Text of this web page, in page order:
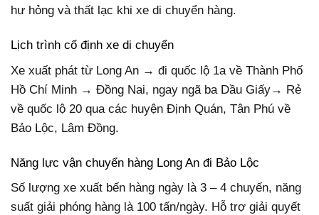
hư hỏng và thất lạc khi xe di chuyển hàng.
Lịch trình cố định xe di chuyển
Xe xuất phát từ Long An → đi quốc lộ 1a về Thành Phố
Hồ Chí Minh → Đồng Nai, ngay ngã ba Dầu Giấy→ Rẻ
về quốc lộ 20 qua các huyện Định Quán, Tân Phú về
Bảo Lộc, Lâm Đồng.
Năng lực vận chuyển hàng Long An đi Bảo Lộc
Số lượng xe xuất bến hàng ngày là 3 – 4 chuyến, năng
suất giải phóng hàng là 100 tấn/ngày. Hỗ trợ giải quyết